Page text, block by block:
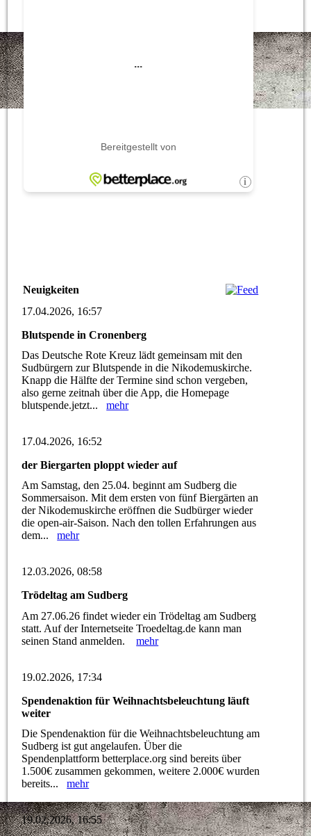
Neuigkeiten
17.04.2026, 16:57
Blutspende in Cronenberg
Das Deutsche Rote Kreuz lädt gemeinsam mit den
Sudbürgern zur Blutspende in die Nikodemuskirche.
Knapp die Hälfte der Termine sind schon vergeben,
also gerne zeitnah über die App, die Homepage
blutspende.jetzt...mehr
17.04.2026, 16:52
der Biergarten ploppt wieder auf
Am Samstag, den 25.04. beginnt am Sudberg die
Sommersaison. Mit dem ersten von fünf Biergärten an
der Nikodemuskirche eröffnen die Sudbürger wieder
die open-air-Saison. Nach den tollen Erfahrungen aus
dem...mehr
12.03.2026, 08:58
Trödeltag am Sudberg
Am 27.06.26 findet wieder ein Trödeltag am Sudberg
statt. Auf der Internetseite Troedeltag.de kann man
seinen Stand anmelden.mehr
19.02.2026, 17:34
Spendenaktion für Weihnachtsbeleuchtung läuft
weiter
Die Spendenaktion für die Weihnachtsbeleuchtung am
Sudberg ist gut angelaufen. Über die
Spendenplattform betterplace.org sind bereits über
1.500€ zusammen gekommen, weitere 2.000€ wurden
bereits...mehr
19.02.2026, 16:55